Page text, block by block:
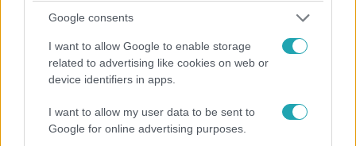
Google consents
I want to allow Google to enable storage
related to advertising like cookies on web or
device identifiers in apps.
I want to allow my user data to be sent to
Google for online advertising purposes.
Extra nyom: Ez a szerelmespár lehet Lovag és
A Nyomozók új irányba terelték tippjeiket és több olyan
sztárpár neve is terítékre került, akikre passzolhatnak a